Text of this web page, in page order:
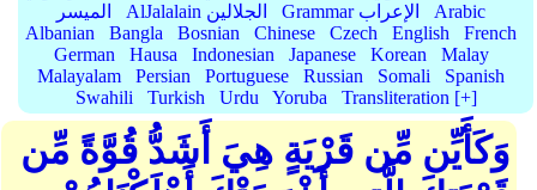
الميسر
AlJalalain الجلالين Grammar الإعراب
Arabic
Albanian
Bangla Bosnian Chinese Czech English
French
German
Hausa Indonesian Japanese Korean
Malay
Malayalam
Persian Portuguese Russian Somali
Spanish
Swahili
Turkish Urdu Yoruba Transliteration [+]
وَكَأَيِّن مِّن قَرْيَةٍ هِيَ أَشَدُّ قُوَّةً مِّن